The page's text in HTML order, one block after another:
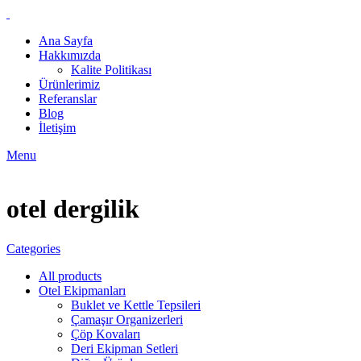
Ana Sayfa
Hakkımızda
Kalite Politikası
Ürünlerimiz
Referanslar
Blog
İletişim
Menu
otel dergilik
Categories
All products
Otel Ekipmanları
Buklet ve Kettle Tepsileri
Çamaşır Organizerleri
Çöp Kovaları
Deri Ekipman Setleri